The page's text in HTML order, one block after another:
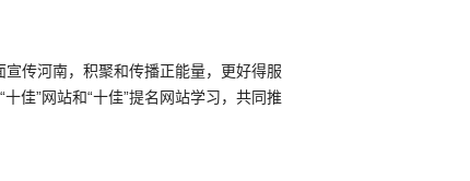
传河南，积聚和传播正能量，更好得服
佳”网站和“十佳”提名网站学习，共同推